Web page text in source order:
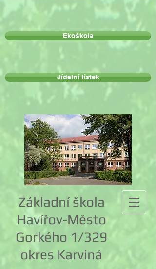
Ekoškola
Jídelní lístek
Základní škola
Havířov-Město
Gorkého 1/329
okres Karviná